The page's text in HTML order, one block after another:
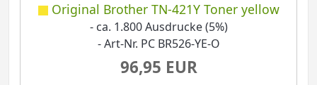
Original Brother TN-421Y Toner yellow
- ca. 1.800 Ausdrucke (5%)
- Art-Nr. PC BR526-YE-O
96,95 EUR